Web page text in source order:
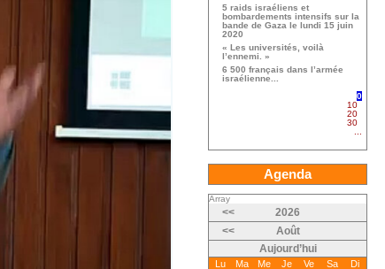
5 raids israéliens et
bombardements intensifs sur la
bande de Gaza le lundi 15 juin
2020
« Les universités, voilà
l’ennemi. »
6 500 français dans l’armée
israélienne...
0
10
20
30
Agenda
Array
<<
2026
<<
Août
Aujourd’hui
Lu Ma Me Je Ve Sa
Di